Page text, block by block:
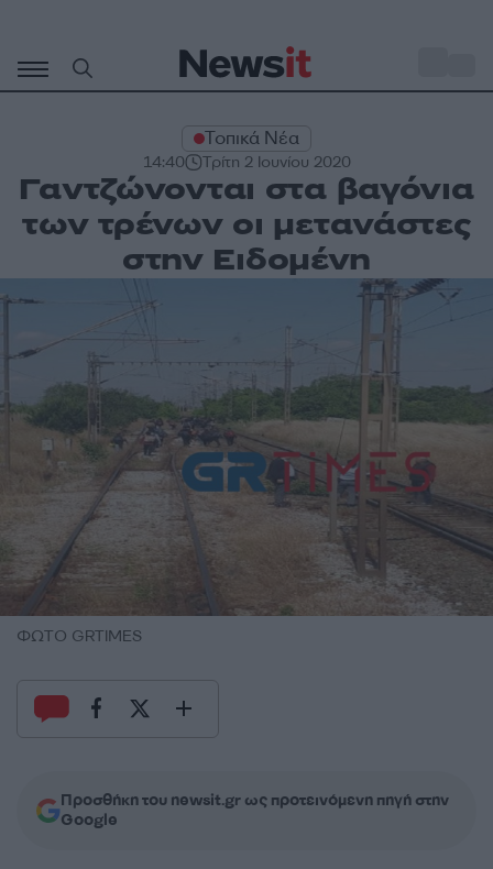
περιεχόμενο
Τοπικά Νέα
14:40 Τρίτη 2 Ιουνίου 2020
Γαντζώνονται στα βαγόνια
των τρένων οι μετανάστες
στην Ειδομένη
ΦΩΤΟ GRTIMES
Προσθήκη του newsit.gr ως προτεινόμενη πηγή στην
Google